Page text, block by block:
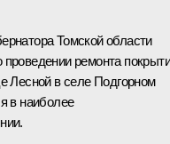
Томской области
ремонта
Лесной в селе Подгорном
в наиболее